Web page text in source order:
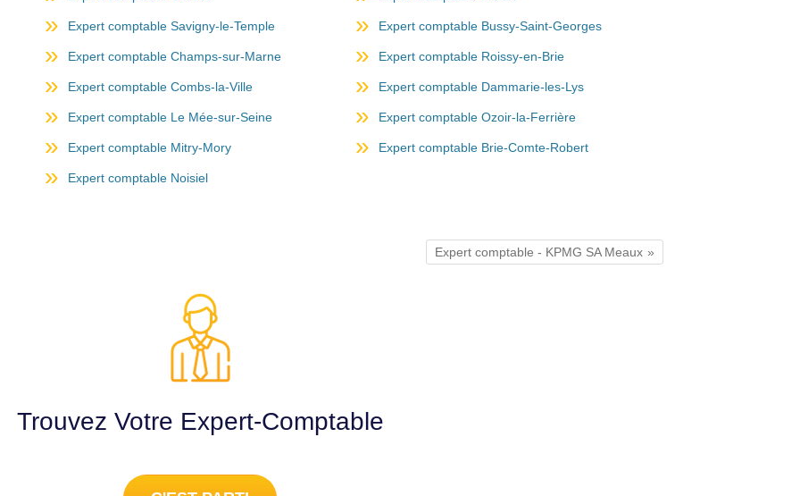
Expert comptable Savigny-le-Temple Expert comptable Bussy-Saint-Georges
Expert comptable Champs-sur-Marne Expert comptable Roissy-en-Brie
Expert comptable Combs-la-Ville Expert comptable Dammarie-les-Lys
Expert comptable Le Mée-sur-Seine Expert comptable Ozoir-la-Ferrière
Expert comptable Mitry-Mory Expert comptable Brie-Comte-Robert
Expert comptable Noisiel
Expert comptable - KPMG SA Meaux
Trouvez Votre Expert-Comptable